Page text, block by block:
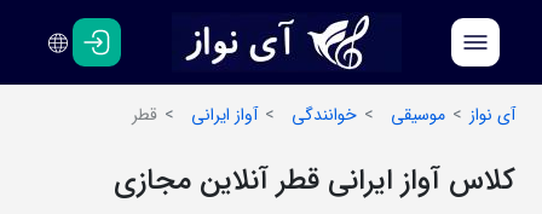
فارسی
انگلیسی
آی نواز
موسیقی خوانندگی آواز ایرانی قطر
کلاس آواز ایرانی قطر آنلاین مجازی